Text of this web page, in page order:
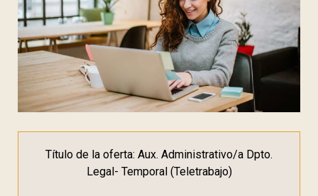
Título de la oferta: Aux. Administrativo/a Dpto.
Legal- Temporal (Teletrabajo)